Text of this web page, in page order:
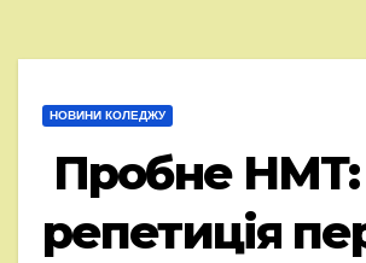
НОВИНИ КОЛЕДЖУ
Пробне НМТ:
репетиція